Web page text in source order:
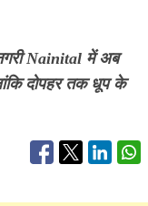
नगरी Nainital में अब
दोपहर तक धूप के